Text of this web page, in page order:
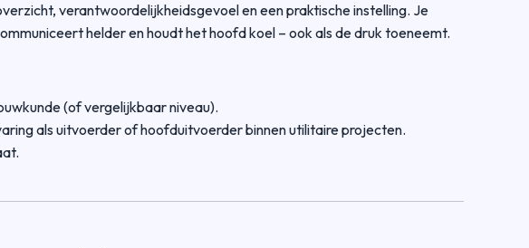
verantwoordelijkheidsgevoel en een praktische instelling. Je
helder en houdt het hoofd koel – ook als de druk toeneemt.
(of vergelijkbaar niveau).
als uitvoerder of hoofduitvoerder binnen utilitaire projecten.